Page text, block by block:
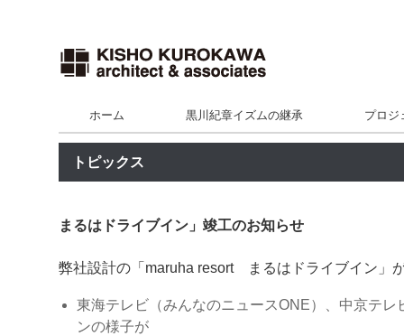
ホーム 黒川紀章イズムの継承 プロジ
トピックス
まるはドライブイン」竣工のお知らせ
弊社設計の「maruha resort まるはドライブイン」
東海テレビ（みんなのニュースONE）、中京テ
ンの様子が